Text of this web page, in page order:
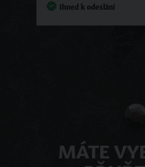
Ihned k odeslání
MÁTE